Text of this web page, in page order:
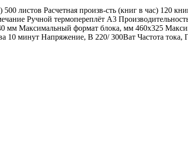
листов Расчетная произв-сть (книг в час) 120
Ручной термопереплёт А3
мм Максимальный формат блока, мм 460x325
10 минут Напряжение, В 220/ 300Ват Частота